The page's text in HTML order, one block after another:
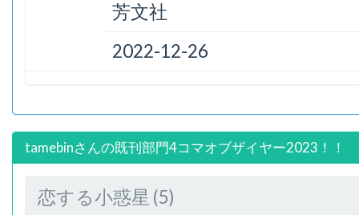
芳文社
2022-12-26
tamebinさんの既刊部門4コマオブザイヤー2023！！
恋する小惑星 (5)